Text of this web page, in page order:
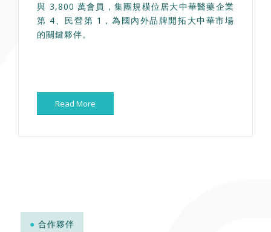
與 3,800 萬會員，集團規模位居大中華醫藥企業
第 4、民營第 1，為國內外品牌開拓大中華市場
的關鍵夥伴。
Read More
● 合作夥伴